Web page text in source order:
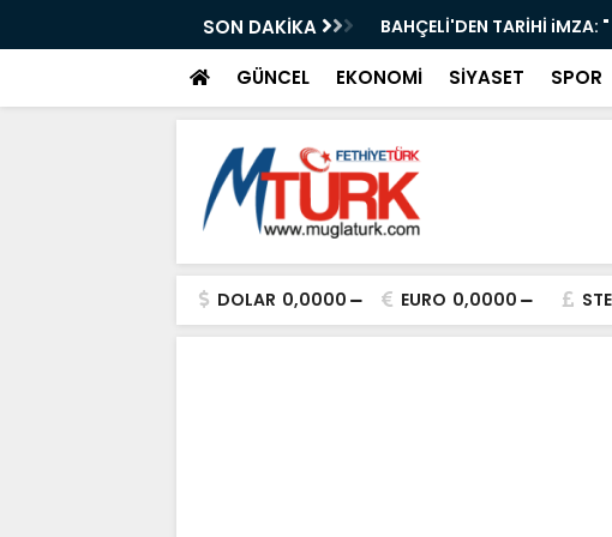
SON DAKİKA
Film Yarışması İçin Başvurular BAHÇELİ'DEN TARİHİ iMZA:
GÜNCEL EKONOMİ SİYASET SPOR
DOLAR 0,0000 EURO 0,0000